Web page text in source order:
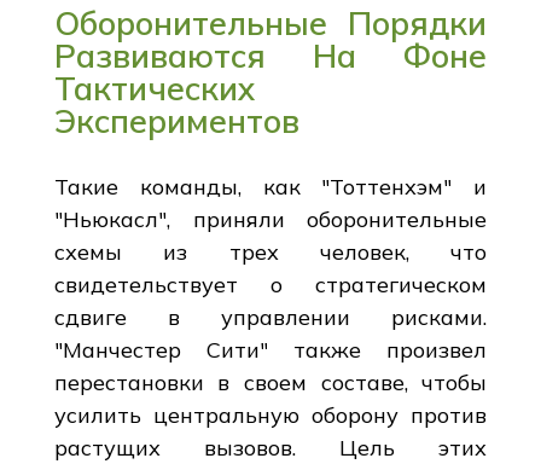
Оборонительные Порядки
Развиваются На Фоне
Тактических
Экспериментов
Такие команды, как "Тоттенхэм" и
"Ньюкасл", приняли оборонительные
схемы из трех человек, что
свидетельствует о стратегическом
сдвиге в управлении рисками.
"Манчестер Сити" также произвел
перестановки в своем составе, чтобы
усилить центральную оборону против
растущих вызовов. Цель этих